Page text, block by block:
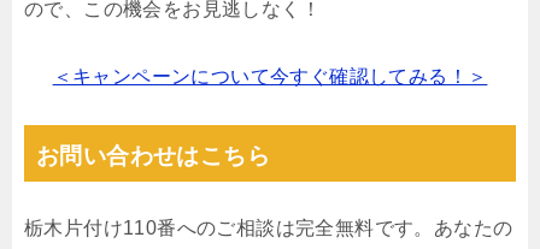
ので、この機会をお見逃しなく！
＜キャンペーンについて今すぐ確認してみる！＞
お問い合わせはこちら
栃木片付け110番へのご相談は完全無料です。あなたの